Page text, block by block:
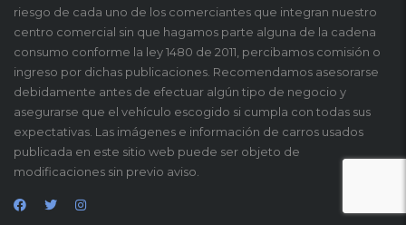
riesgo de cada uno de los comerciantes que integran nuestro
centro comercial sin que hagamos parte alguna de la cadena
consumo conforme la ley 1480 de 2011, percibamos comisión o
ingreso por dichas publicaciones. Recomendamos asesorarse
debidamente antes de efectuar algún tipo de negocio y
asegurarse que el vehículo escogido si cumpla con todas sus
expectativas. Las imágenes e información de carros usados
publicada en este sitio web puede ser objeto de
modificaciones sin previo aviso.